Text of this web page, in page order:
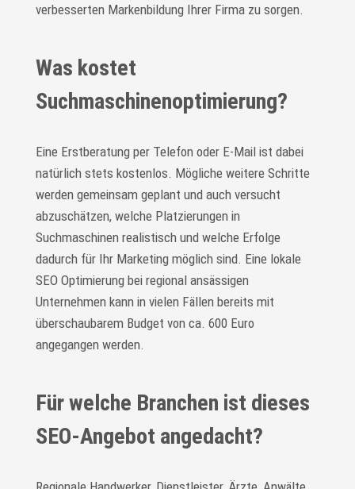
verbesserten Markenbildung Ihrer Firma zu sorgen.
Was kostet
Suchmaschinenoptimierung?
Eine Erstberatung per Telefon oder E-Mail ist dabei
natürlich stets kostenlos. Mögliche weitere Schritte
werden gemeinsam geplant und auch versucht
abzuschätzen, welche Platzierungen in
Suchmaschinen realistisch und welche Erfolge
dadurch für Ihr Marketing möglich sind. Eine lokale
SEO Optimierung bei regional ansässigen
Unternehmen kann in vielen Fällen bereits mit
überschaubarem Budget von ca. 600 Euro
angegangen werden.
Für welche Branchen ist dieses
SEO-Angebot angedacht?